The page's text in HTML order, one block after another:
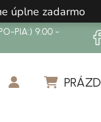
úplne zadarmo
PIA:) 9:00 -